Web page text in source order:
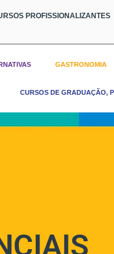
PROFISSIONALIZANTES
GASTRONOMIA
CURSOS DE GRADUAÇÃO,